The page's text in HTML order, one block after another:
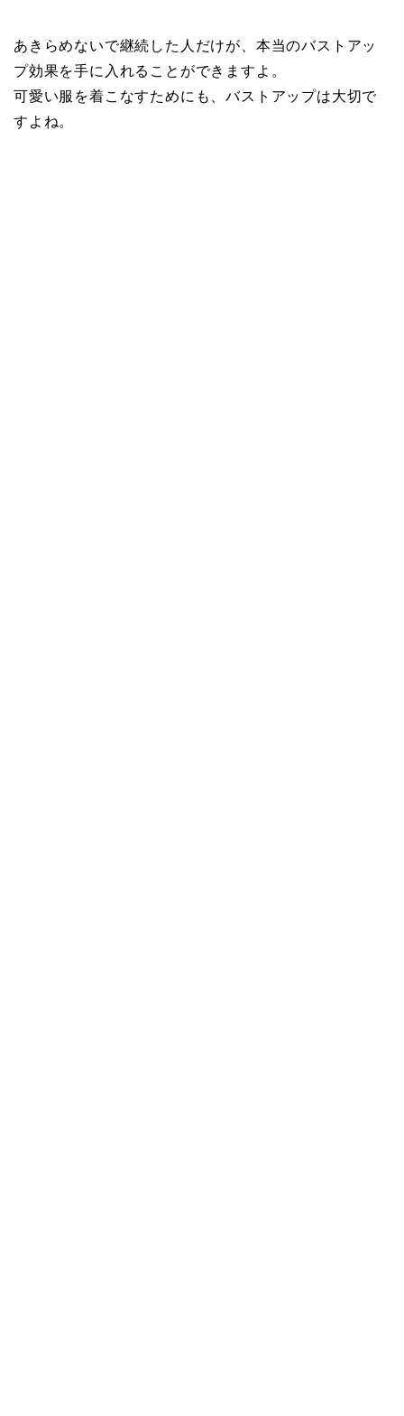
あきらめないで継続した人だけが、本当のバストアッ
プ効果を手に入れることができますよ。
可愛い服を着こなすためにも、バストアップは大切で
すよね。